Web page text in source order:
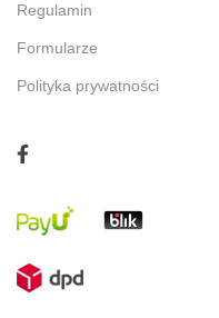
Regulamin
Formularze
Polityka prywatności